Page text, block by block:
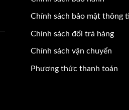
Chính sách bảo mật thông
Chính sách đổi trả hàng
Chính sách vận chuyển
Phương thức thanh toán